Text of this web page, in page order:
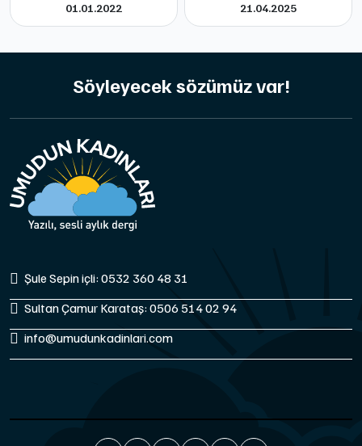
01.01.2022
21.04.2025
Söyleyecek sözümüz var!
Şule Sepin içli: 0532 360 48 31
Sultan Çamur Karataş: 0506 514 02 94
info@umudunkadinlari.com